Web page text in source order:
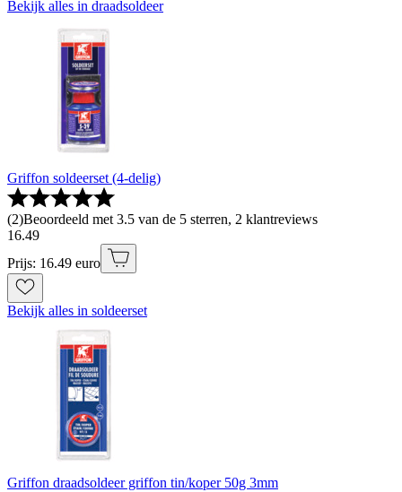
Bekijk alles in draadsoldeer
Griffon soldeerset (4-delig)
(2)Beoordeeld met 3.5 van de 5 sterren, 2 klantreviews
16.49
Prijs: 16.49 euro
Bekijk alles in soldeerset
Griffon draadsoldeer griffon tin/koper 50g 3mm